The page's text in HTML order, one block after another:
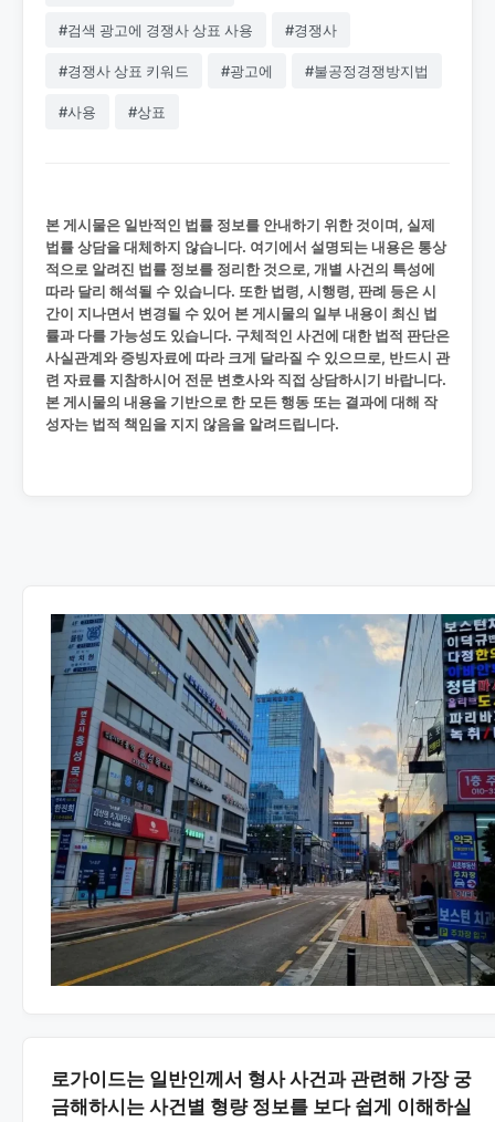
#검색 광고에 경쟁사 상표 사용 #경쟁사
#경쟁사 상표 키워드 #광고에 #불공정경쟁방지법
#사용 #상표
본 게시물은 일반적인 법률 정보를 안내하기 위한 것이며, 실제
법률 상담을 대체하지 않습니다. 여기에서 설명되는 내용은 통상
적으로 알려진 법률 정보를 정리한 것으로, 개별 사건의 특성에
따라 달리 해석될 수 있습니다. 또한 법령, 시행령, 판례 등은 시
간이 지나면서 변경될 수 있어 본 게시물의 일부 내용이 최신 법
률과 다를 가능성도 있습니다. 구체적인 사건에 대한 법적 판단은
사실관계와 증빙자료에 따라 크게 달라질 수 있으므로, 반드시 관
련 자료를 지참하시어 전문 변호사와 직접 상담하시기 바랍니다.
본 게시물의 내용을 기반으로 한 모든 행동 또는 결과에 대해 작
성자는 법적 책임을 지지 않음을 알려드립니다.
로가이드는 일반인께서 형사 사건과 관련해 가장 궁
금해하시는 사건별 형량 정보를 보다 쉽게 이해하실